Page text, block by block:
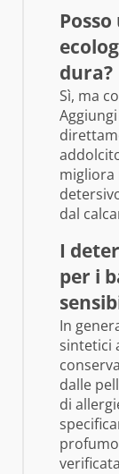
dura?
Sì, ma
migliora
dal
I
per i
In
sintetici
dalle
di